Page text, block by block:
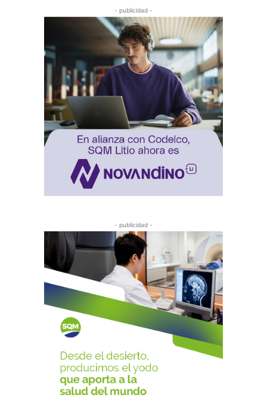
- publicidad -
- publicidad -